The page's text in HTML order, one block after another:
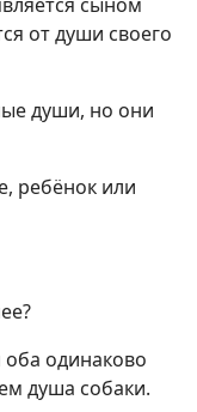
от души своего
души, но они
ребёнок или
одинаково
душа собаки.